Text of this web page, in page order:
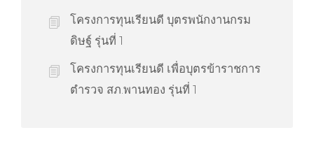
โครงการทุนเรียนดี บุตรพนักงานกรม
ดิษฐ์ รุ่นที่ 1
โครงการทุนเรียนดี เพื่อบุตรข้าราชการ
ตำรวจ สภ.พานทอง รุ่นที่ 1